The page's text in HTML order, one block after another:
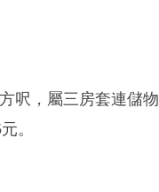
呎，屬三房套連儲物
。